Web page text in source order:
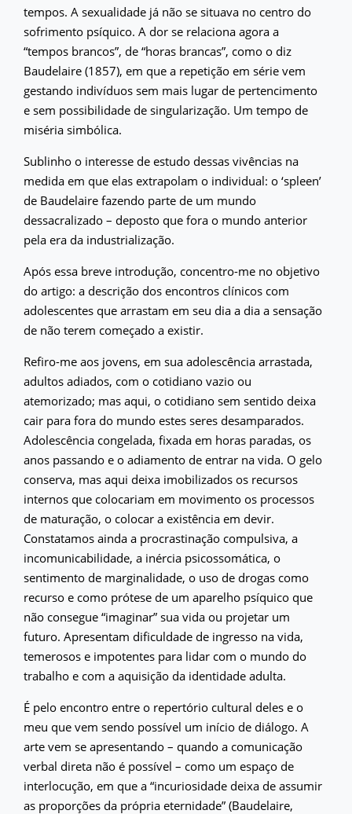
tempos. A sexualidade já não se situava no centro do
sofrimento psíquico. A dor se relaciona agora a
“tempos brancos”, de “horas brancas”, como o diz
Baudelaire (1857), em que a repetição em série vem
gestando indivíduos sem mais lugar de pertencimento
e sem possibilidade de singularização. Um tempo de
miséria simbólica.
Sublinho o interesse de estudo dessas vivências na
medida em que elas extrapolam o individual: o ‘spleen’
de Baudelaire fazendo parte de um mundo
dessacralizado – deposto que fora o mundo anterior
pela era da industrialização.
Após essa breve introdução, concentro-me no objetivo
do artigo: a descrição dos encontros clínicos com
adolescentes que arrastam em seu dia a dia a sensação
de não terem começado a existir.
Refiro-me aos jovens, em sua adolescência arrastada,
adultos adiados, com o cotidiano vazio ou
atemorizado; mas aqui, o cotidiano sem sentido deixa
cair para fora do mundo estes seres desamparados.
Adolescência congelada, fixada em horas paradas, os
anos passando e o adiamento de entrar na vida. O gelo
conserva, mas aqui deixa imobilizados os recursos
internos que colocariam em movimento os processos
de maturação, o colocar a existência em devir.
Constatamos ainda a procrastinação compulsiva, a
incomunicabilidade, a inércia psicossomática, o
sentimento de marginalidade, o uso de drogas como
recurso e como prótese de um aparelho psíquico que
não consegue “imaginar” sua vida ou projetar um
futuro. Apresentam dificuldade de ingresso na vida,
temerosos e impotentes para lidar com o mundo do
trabalho e com a aquisição da identidade adulta.
É pelo encontro entre o repertório cultural deles e o
meu que vem sendo possível um início de diálogo. A
arte vem se apresentando – quando a comunicação
verbal direta não é possível – como um espaço de
interlocução, em que a “incuriosidade deixa de assumir
as proporções da própria eternidade” (Baudelaire,